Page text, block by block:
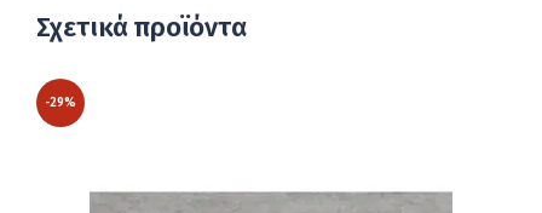
Σχετικά προϊόντα
-29%